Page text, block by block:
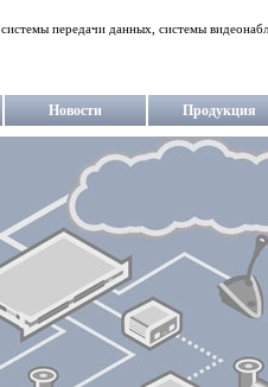
системы передачи данных, системы
Новости Продукция